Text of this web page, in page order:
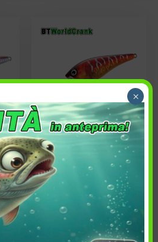
Peso: 17 gr
Lunghezza: 7.3 cm
Azione: Dr F
×